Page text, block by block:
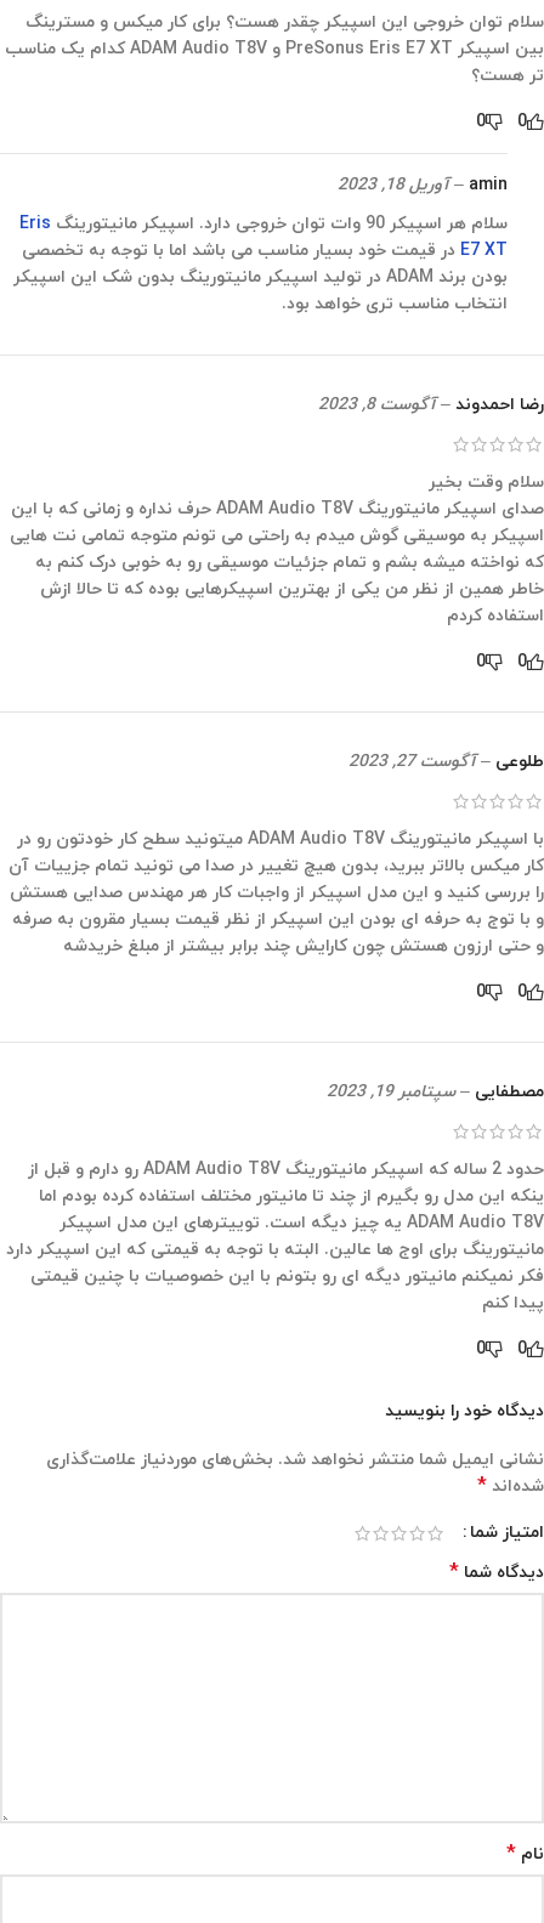
سلام توان خروجی این اسپیکر چقدر هست؟ برای کار میکس و مسترینگ
بین اسپیکر PreSonus Eris E7 XT و ADAM Audio T8V کدام یک مناسب
تر هست؟
0
0
amin
– آوریل 18, 2023
سلام هر اسپیکر 90 وات توان خروجی دارد. اسپیکر مانیتورینگ
Eris
E7 XT در قیمت خود بسیار مناسب می باشد اما با توجه به تخصصی
بودن برند ADAM در تولید اسپیکر مانیتورینگ بدون شک این اسپیکر
انتخاب مناسب تری خواهد بود.
رضا احمدوند – آگوست 8, 2023
سلام وقت بخیر
صدای اسپیکر مانیتورینگ ADAM Audio T8V حرف نداره و زمانی که با این
اسپیکر به موسیقی گوش میدم به راحتی می تونم متوجه تمامی نت هایی
که نواخته میشه بشم و تمام جزئیات موسیقی رو به خوبی درک کنم به
خاطر همین از نظر من یکی از بهترین اسپیکرهایی بوده که تا حالا ازش
استفاده کردم
0
0
طلوعی – آگوست 27, 2023
با اسپیکر مانیتورینگ ADAM Audio T8V میتونید سطح کار خودتون رو در
کار میکس بالاتر ببرید، بدون هیچ تغییر در صدا می تونید تمام جزییات آن
را بررسی کنید و این مدل اسپیکر از واجبات کار هر مهندس صدایی هستش
و با توج به حرفه ای بودن این اسپیکر از نظر قیمت بسیار مقرون به صرفه
و حتی ارزون هستش چون کارایش چند برابر بیشتر از مبلغ خریدشه
0
0
مصطفایی – سپتامبر 19, 2023
حدود 2 ساله که اسپیکر مانیتورینگ ADAM Audio T8V رو دارم و قبل از
ینکه این مدل رو بگیرم از چند تا مانیتور مختلف استفاده کرده بودم اما
ADAM Audio T8V یه چیز دیگه است. توییترهای این مدل اسپیکر
مانیتورینگ برای اوج ها عالین. البته با توجه به قیمتی که این اسپیکر دارد
فکر نمیکنم مانیتور دیگه ای رو بتونم با این خصوصیات با چنین قیمتی
پیدا کنم
0
0
دیدگاه خود را بنویسید
نشانی ایمیل شما منتشر نخواهد شد. بخش‌های موردنیاز علامت‌گذاری
شده‌اند *
امتیاز شما
دیدگاه شما *
نام *